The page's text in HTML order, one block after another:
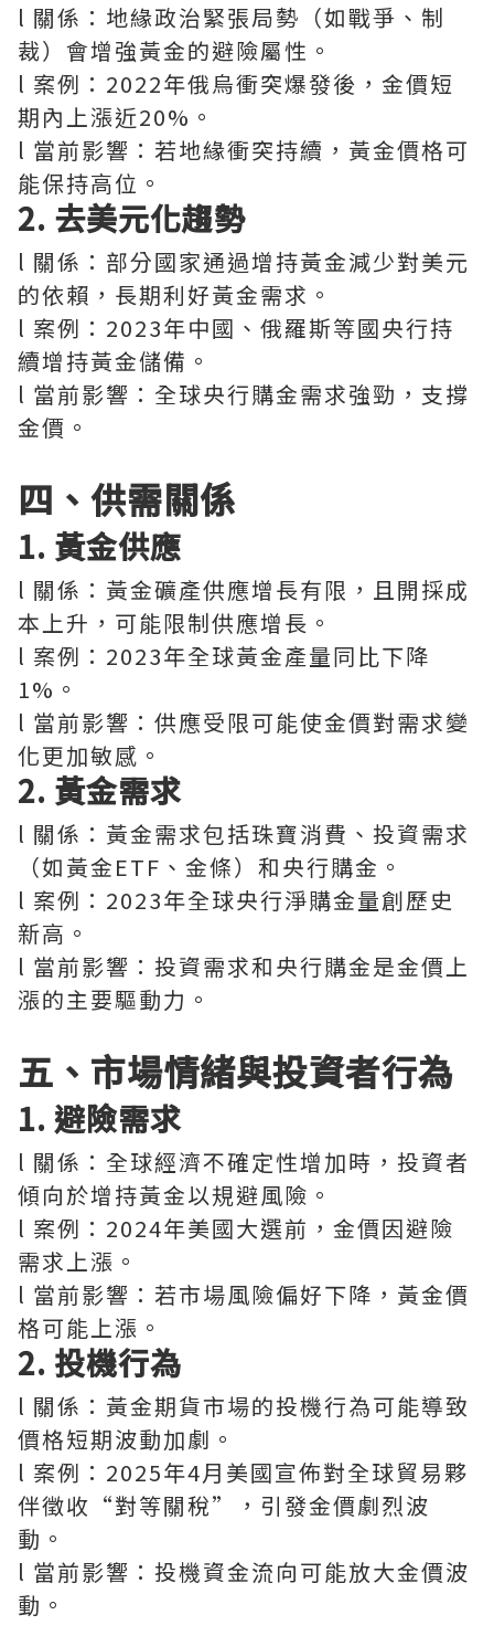
l 關係：地緣政治緊張局勢（如戰爭、制
裁）會增強黃金的避險屬性。
l 案例：2022年俄烏衝突爆發後，金價短
期內上漲近20%。
l 當前影響：若地緣衝突持續，黃金價格可
能保持高位。
2. 去美元化趨勢
l 關係：部分國家通過增持黃金減少對美元
的依賴，長期利好黃金需求。
l 案例：2023年中國、俄羅斯等國央行持
續增持黃金儲備。
l 當前影響：全球央行購金需求強勁，支撐
金價。
四、供需關係
1. 黃金供應
l 關係：黃金礦產供應增長有限，且開採成
本上升，可能限制供應增長。
l 案例：2023年全球黃金產量同比下降
1%。
l 當前影響：供應受限可能使金價對需求變
化更加敏感。
2. 黃金需求
l 關係：黃金需求包括珠寶消費、投資需求
（如黃金ETF、金條）和央行購金。
l 案例：2023年全球央行淨購金量創歷史
新高。
l 當前影響：投資需求和央行購金是金價上
漲的主要驅動力。
五、市場情緒與投資者行為
1. 避險需求
l 關係：全球經濟不確定性增加時，投資者
傾向於增持黃金以規避風險。
l 案例：2024年美國大選前，金價因避險
需求上漲。
l 當前影響：若市場風險偏好下降，黃金價
格可能上漲。
2. 投機行為
l 關係：黃金期貨市場的投機行為可能導致
價格短期波動加劇。
l 案例：2025年4月美國宣佈對全球貿易夥
伴徵收“對等關稅”，引發金價劇烈波
動。
l 當前影響：投機資金流向可能放大金價波
動。